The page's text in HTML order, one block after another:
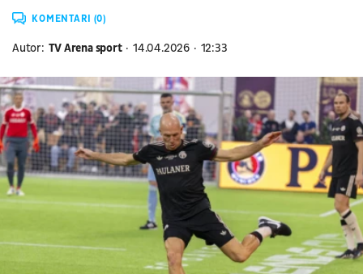
KOMENTARI (0)
Autor: TV Arena sport 14.04.2026 12:33